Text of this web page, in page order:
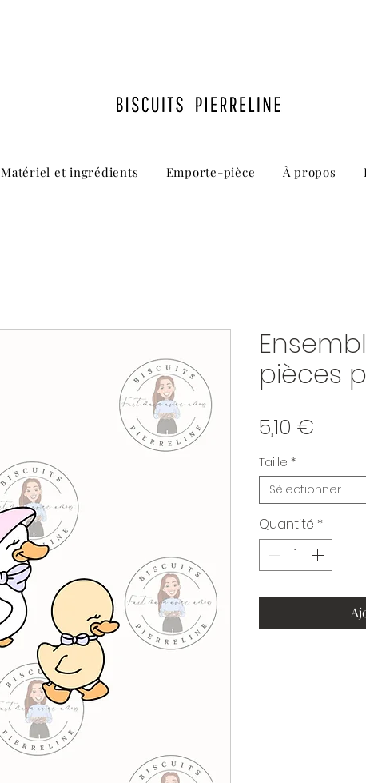
Matériel et ingrédients Emporte-pièce À propos
pièces
5,10 €
Taille *
Sélectionner
Quantité *